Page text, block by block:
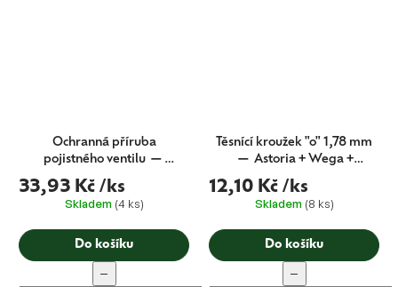
Ochranná příruba
pojistného ventilu —
Astoria + Barista Attitude
(CMA originál)
33,93 Kč /ks
Skladem (4 ks)
Do košíku
−
Těsnící kroužek "o" 1,78 mm
— Astoria + Wega +
Barista Attitude (CMA
originál)
12,10 Kč /ks
Skladem (8 ks)
Do košíku
−